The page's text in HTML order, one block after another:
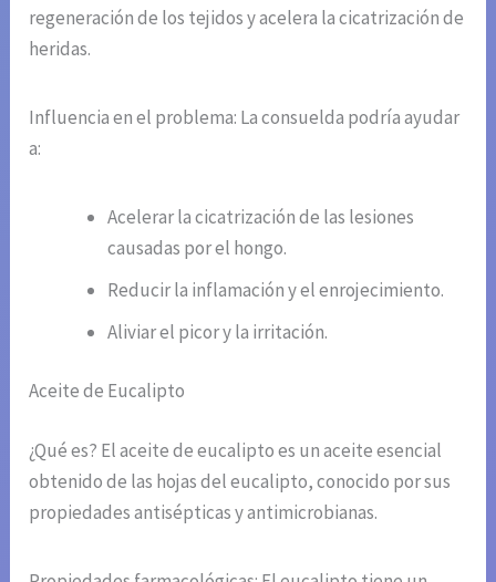
regeneración de los tejidos y acelera la cicatrización de
heridas.
Influencia en el problema: La consuelda podría ayudar
a:
Acelerar la cicatrización de las lesiones
causadas por el hongo.
Reducir la inflamación y el enrojecimiento.
Aliviar el picor y la irritación.
Aceite de Eucalipto
¿Qué es? El aceite de eucalipto es un aceite esencial
obtenido de las hojas del eucalipto, conocido por sus
propiedades antisépticas y antimicrobianas.